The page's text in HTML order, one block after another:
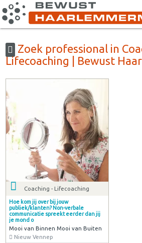
Zoek professional in
Lifecoaching | Bewust
Coaching - Lifecoaching
Hoe kom jij over bij jouw
publiek/klanten? Non-verbale
communicatie spreekt eerder dan jij
je mond o
Mooi van Binnen Mooi van Buiten
Nieuw Vennep